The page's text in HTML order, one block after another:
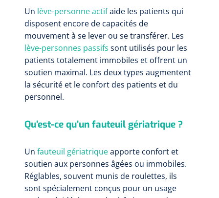
Un lève-personne actifaide les patients qui
disposent encore de capacités de
mouvement à se lever ou se transférer. Les
lève-personnes passifs sont utilisés pour les
patients totalement immobiles et offrent un
soutien maximal. Les deux types augmentent
la sécurité et le confort des patients et du
personnel.
Qu’est-ce qu’un fauteuil gériatrique ?
Un fauteuil gériatriqueapporte confort et
soutien aux personnes âgées ou immobiles.
Réglables, souvent munis de roulettes, ils
sont spécialement conçus pour un usage